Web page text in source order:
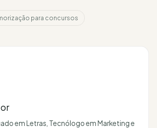
para concursos
em Letras, Tecnólogo em Marketing e